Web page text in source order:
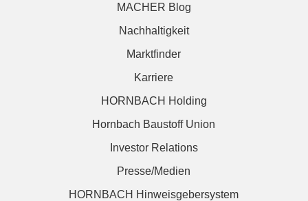
MACHER Blog
Nachhaltigkeit
Marktfinder
Karriere
HORNBACH Holding
Hornbach Baustoff Union
Investor Relations
Presse/Medien
HORNBACH Hinweisgebersystem